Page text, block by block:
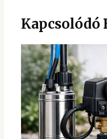
Kapcsolódó